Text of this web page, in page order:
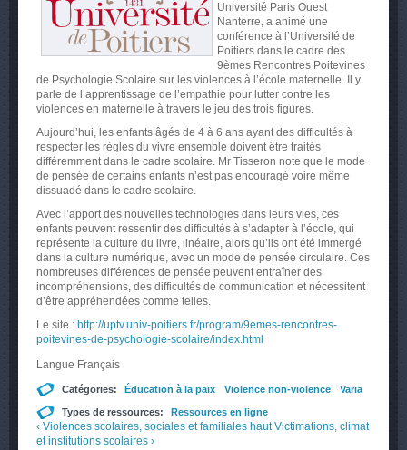
Université Paris Ouest
Nanterre, a animé une
conférence à l’Université de
Poitiers dans le cadre des
9èmes Rencontres Poitevines
de Psychologie Scolaire sur les violences à l’école maternelle. Il y
parle de l’apprentissage de l’empathie pour lutter contre les
violences en maternelle à travers le jeu des trois figures.
Aujourd’hui, les enfants âgés de 4 à 6 ans ayant des difficultés à
respecter les règles du vivre ensemble doivent être traités
différemment dans le cadre scolaire. Mr Tisseron note que le mode
de pensée de certains enfants n’est pas encouragé voire même
dissuadé dans le cadre scolaire.
Avec l’apport des nouvelles technologies dans leurs vies, ces
enfants peuvent ressentir des difficultés à s’adapter à l’école, qui
représente la culture du livre, linéaire, alors qu’ils ont été immergé
dans la culture numérique, avec un mode de pensée circulaire. Ces
nombreuses différences de pensée peuvent entraîner des
incompréhensions, des difficultés de communication et nécessitent
d’être appréhendées comme telles.
Le site : http://uptv.univ-poitiers.fr/program/9emes-rencontres-
poitevines-de-psychologie-scolaire/index.html
Langue Français
Catégories: Éducation à la paix Violence non-violence Varia
Types de ressources: Ressources en ligne
‹ Violences scolaires, sociales et familiales haut Victimations, climat
et institutions scolaires ›